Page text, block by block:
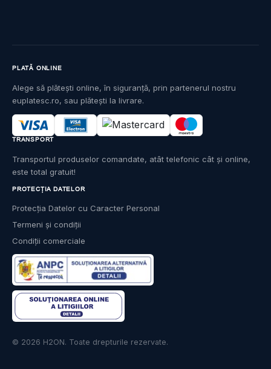
PROTECȚIA DATELOR
Protecția Datelor cu Caracter Personal
Termeni și condiții
Condiții comerciale
© 2026 H2ON. Toate drepturile rezervate.
PLATĂ ONLINE
Alege să plătești online, în siguranță, prin partenerul nostru
euplatesc.ro, sau plătești la livrare.
TRANSPORT
Transportul produselor comandate, atât telefonic cât și online,
este total gratuit!